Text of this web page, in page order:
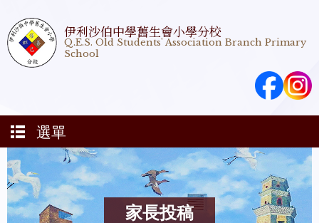
伊利沙伯中學舊生會小學分校
Q.E.S. Old Students' Association Branch Primary
School
選單
家長投稿